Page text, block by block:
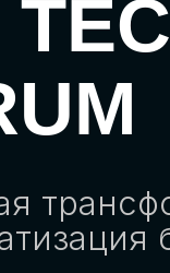
бизнеса